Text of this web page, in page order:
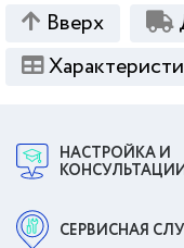
Вверх
НАСТРОЙКА И
СЕРВИСНАЯ